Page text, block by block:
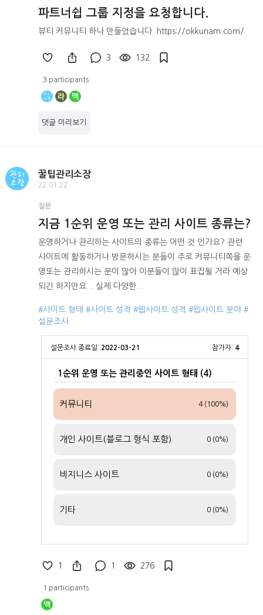
파트너쉽 그룹 지정을 요청합니다.
뷰티 커뮤니티 하나 만들었습니다. https://okkunam.com/
3 132
3 participants
라 맥
댓글 미리보기
꿀팁관리소장
22.01.22
질문
지금 1순위 운영 또는 관리 사이트 종류는?
운영하거나 관리하는 사이트의 종류는 어떤 것 인가요? 관련
사이트에 활동하거나 방문하시는 분들이 주로 커뮤니티쪽을 운
영또는 관리하시는 분이 많아 이분들이 많이 표집될 거라 예상
되긴 하지만요... 실제 다양한...
#사이트 형태 #사이트 성격 #웹사이트 성격 #웹사이트 분야 #
설문조사
설문조사 종료일: 2022-03-21 참가자: 4
1순위 운영 또는 관리중인 사이트 형태 (4)
커뮤니티 4 (100%)
개인 사이트(블로그 형식 포함) 0 (0%)
비지니스 사이트 0 (0%)
기타 0 (0%)
1 1 276
1 participants
맥